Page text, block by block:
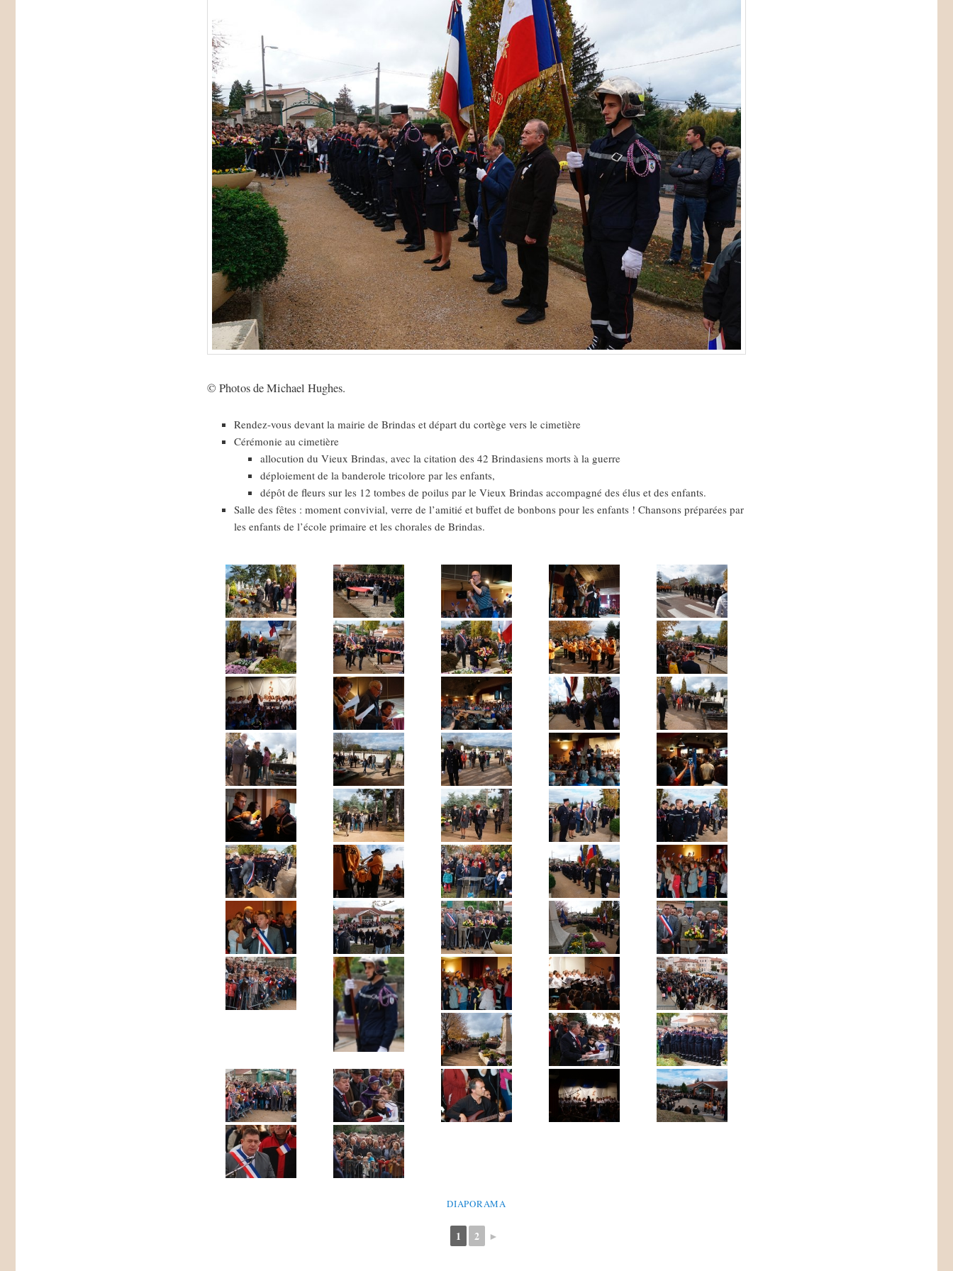
© Photos de Michael Hughes.
Rendez-vous devant la mairie de Brindas et départ du cortège vers le cimetière
Cérémonie au cimetière
allocution du Vieux Brindas, avec la citation des 42 Brindasiens morts à la guerre
déploiement de la banderole tricolore par les enfants,
dépôt de fleurs sur les 12 tombes de poilus par le Vieux Brindas accompagné des élus et des enfants.
Salle des fêtes : moment convivial, verre de l’amitié et buffet de bonbons pour les enfants ! Chansons préparées par
les enfants de l’école primaire et les chorales de Brindas.
DIAPORAMA
1 2 ►